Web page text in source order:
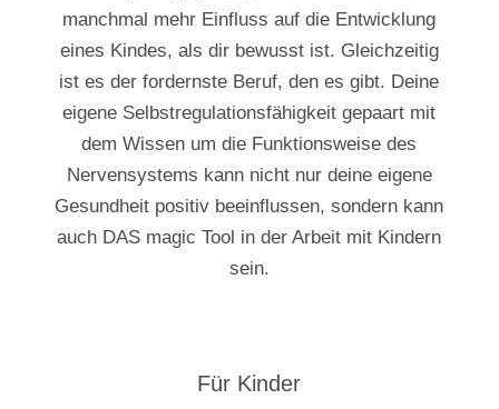
manchmal mehr Einfluss auf die Entwicklung
eines Kindes, als dir bewusst ist. Gleichzeitig
ist es der fordernste Beruf, den es gibt. Deine
eigene Selbstregulationsfähigkeit gepaart mit
dem Wissen um die Funktionsweise des
Nervensystems kann nicht nur deine eigene
Gesundheit positiv beeinflussen, sondern kann
auch DAS magic Tool in der Arbeit mit Kindern
sein.
Für Kinder